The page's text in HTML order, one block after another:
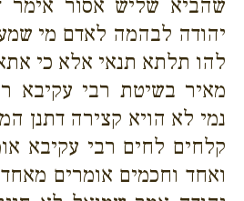
יהודה לבהמה לאדם מי
להו תלתא תנאי אלא כי
מאיר בשיטת רבי עקיבא
נמי לא הויא קצירה דתנן
קלחים לחים רבי עקיבא
ואחד וחכמים אומרים